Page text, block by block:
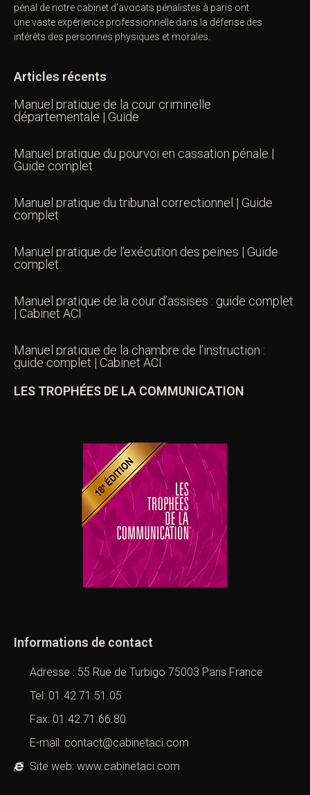
pénal de notre cabinet d’avocats pénalistes à paris ont
une vaste expérience professionnelle dans la défense des
intérêts des personnes physiques et morales.
Articles récents
Manuel pratique de la cour criminelle
départementale | Guide
Manuel pratique du pourvoi en cassation pénale |
Guide complet
Manuel pratique du tribunal correctionnel | Guide
complet
Manuel pratique de l’exécution des peines | Guide
complet
Manuel pratique de la cour d’assises : guide complet
| Cabinet ACI
Manuel pratique de la chambre de l’instruction :
guide complet | Cabinet ACI
LES TROPHÉES DE LA COMMUNICATION
Informations de contact
Adresse : 55 Rue de Turbigo 75003 Paris France
Tel: 01.42.71.51.05
Fax: 01.42.71.66.80
E-mail: contact@cabinetaci.com
Site web: www.cabinetaci.com